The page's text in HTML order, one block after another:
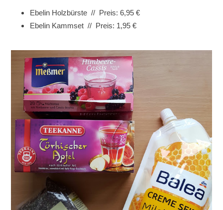
Ebelin Holzbürste // Preis: 6,95 €
Ebelin Kammset // Preis: 1,95 €